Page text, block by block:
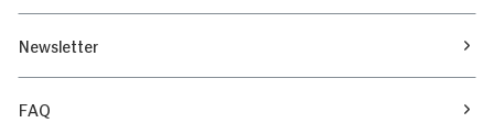
Newsletter
FAQ